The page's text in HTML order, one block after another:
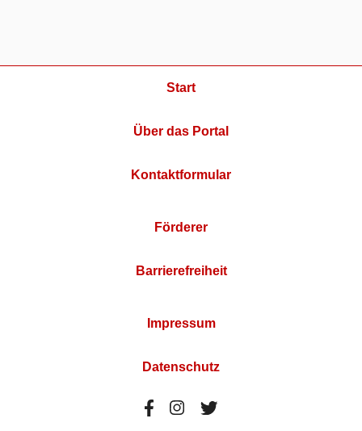
Start
Über das Portal
Kontaktformular
Förderer
Barrierefreiheit
Impressum
Datenschutz